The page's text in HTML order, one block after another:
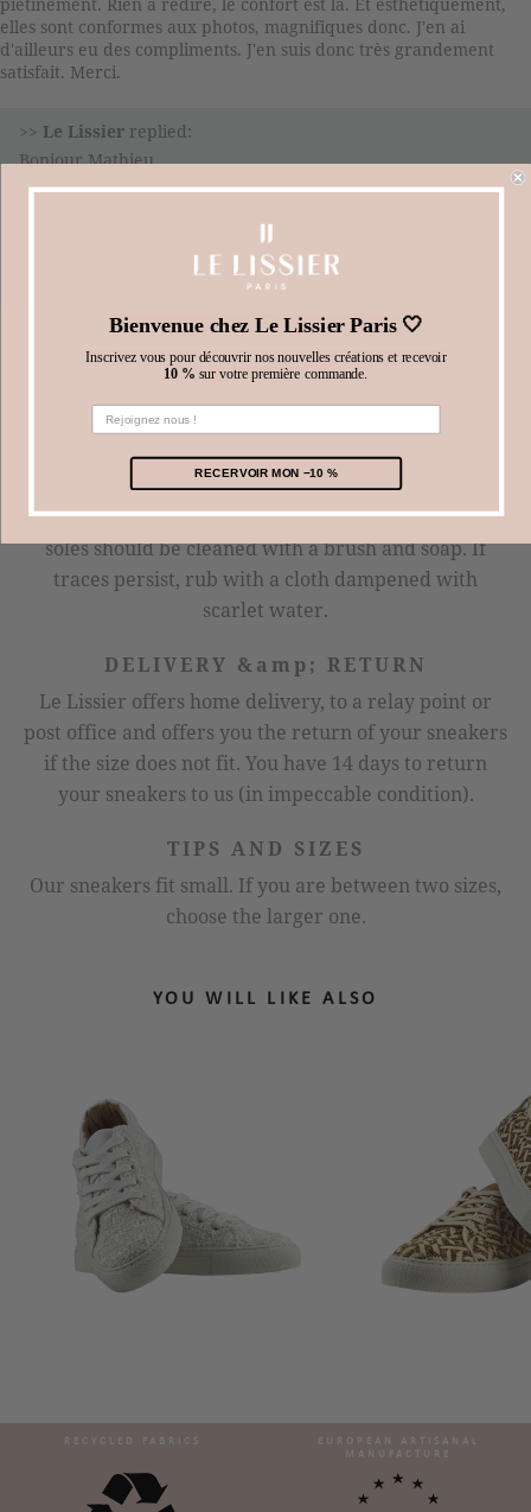
elles sont conformes aux photos, magnifiques donc. J'en ai
d'ailleurs eu des compliments. J'en suis donc très grandement
satisfait. Merci.
>> Le Lissier replied:
Bonjour Mathieu,
Merci beaucoup pour votre retour ! Nous sommes ravis que
créations vous accompagnent au quotidien est une belle
récompense pour notre équipe.
L’équipe Le Lissier Paris
INTERVIEW
Waterproof your sneakers before use. Dust them
with a soft brush, then clean them with a damp cloth
and dry immediately. If there is a persistent stain,
clean with a cloth dampened with scarlet water. The
soles should be cleaned with a brush and soap. If
traces persist, rub with a cloth dampened with
scarlet water.
DELIVERY &amp; RETURN
Le Lissier offers home delivery, to a relay point or
post office and offers you the return of your sneakers
if the size does not fit. You have 14 days to return
your sneakers to us (in impeccable condition).
TIPS AND SIZES
Our sneakers fit small. If you are between two sizes,
choose the larger one.
YOU WILL LIKE ALSO
RECYCLED FABRICS
EUROPEAN ARTISANAL
MANUFACTURE
Bienvenue chez Le Lissier Paris 🤍
Inscrivez vous pour découvrir nos nouvelles créations et recevoir
10 % sur votre première commande.
RECERVOIR MON −10 %